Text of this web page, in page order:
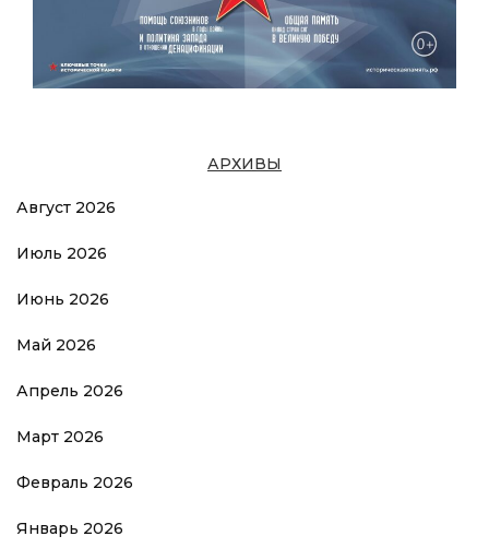
АРХИВЫ
Август 2026
Июль 2026
Июнь 2026
Май 2026
Апрель 2026
Март 2026
Февраль 2026
Январь 2026